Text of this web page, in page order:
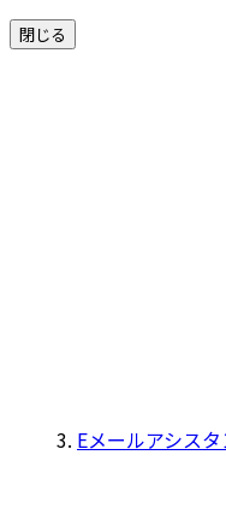
閉じる
Eメールアシスタ